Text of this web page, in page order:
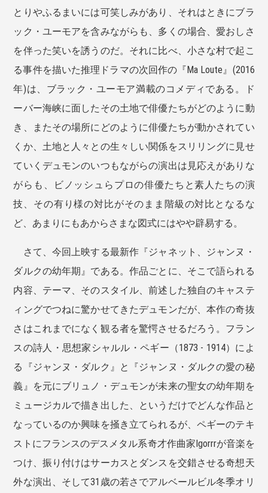
とりやふるまいには可笑しみがあり、それはときにブラ
ック・ユーモアを含みながらも、多くの場合、愛おしさ
を伴った笑いを誘うのだ。それに比べ、小さな村で起こ
る事件を描いた推理ドラマの次回作の『Ma Loute』(2016
年)は、ブラック・ユーモア満載のコメディである。ド
ーバー海峡に面したその土地で俳優たちがどのように動
き、またその場所にどのように俳優たちが動かされてい
くか、土地と人々との生々しい関係をスリリングに見せ
ていくデュモンのいつもながらの演出は見応えがありな
がらも、ビノッシュらプロの俳優たちと素人たちの演
技、その有り様の対比がそのまま階級の対比となるな
ど、あまりにもあからさまな図式にはやや辟易する。
さて、今回上映する最新作『ジャネット、ジャンヌ・
ダルクの幼年期』である。作品ごとに、そこで語られる
内容、テーマ、そのスタイル、前述した独自のキャステ
ィングでつねに驚かせてきたデュモンだが、本作の奇抜
さはこれまでになく観る者を驚愕させるだろう。フラン
スの詩人・思想家シャルル・ペギー（1873 - 1914）によ
る『ジャンヌ・ダルク』と『ジャンヌ・ダルクの愛の秘
義』を元にブリュノ・デュモンが未来の聖女の幼年期を
ミュージカルで描き出した、というだけでどんな作品と
なっているのか興味を掻き立てられるが、ペギーのテキ
ストにフランスのデスメタル系奇才作曲家Igorrrが音楽を
つけ、振り付けはサーカスとダンスを交錯させる奇想天
外な演出、そして31歳の若さでアルベールビル冬季オリ